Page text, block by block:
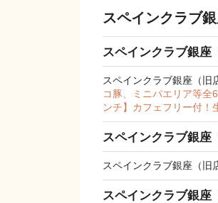
スペインクラブ
スペインクラブ銀座
スペインクラブ銀座（旧
コ豚、ミニパエリア等全
ンチ】カフェフリー付！
スペインクラブ銀
スペインクラブ銀座（旧
スペインクラブ銀座